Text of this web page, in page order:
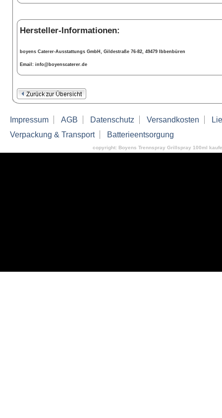
Hersteller-Informationen:
boyens Caterer-Ausstattungs GmbH, Gildestraße 76-82, 49479 Ibbenbüren
Email: info@boyenscaterer.de
Impressum AGB Datenschutz Versandkosten
Verpackung & Transport
Batterieentsorgung
copyright: Boyens Trennspray Grillspray 100ml